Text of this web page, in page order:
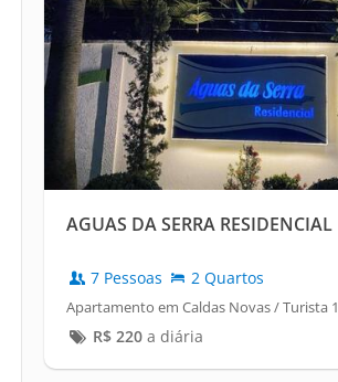
AGUAS DA SERRA RESIDENCIAL
7 Pessoas 2 Quartos
Apartamento em Caldas Novas / Turista 1
R$ 220a diária